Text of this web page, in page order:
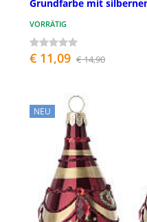
Grundfarbe mit
VORRÄTIG
€ 11,09 € 14,90
NEU